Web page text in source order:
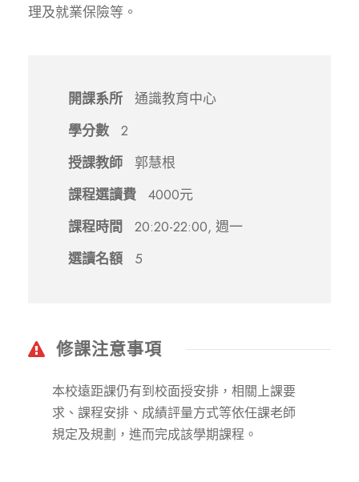
理及就業保險等。
開課系所
通識教育中心
學分數
2
授課教師
郭慧根
課程選讀費
4000元
課程時間
20:20-22:00, 週一
選讀名額
5
修課注意事項
本校遠距課仍有到校面授安排，相關上課要
求、課程安排、成績評量方式等依任課老師
規定及規劃，進而完成該學期課程。